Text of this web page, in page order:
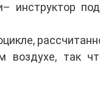
инструктор
воздухе, так